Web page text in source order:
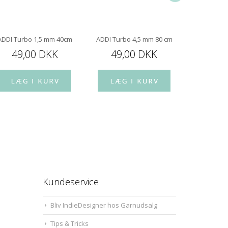
Turbo 1,5 mm 40cm
49,00 DKK
ADDI Turbo 4,5 mm 80 cm
49,00 DKK
Kundeservice
Bliv IndieDesigner hos Garnudsalg
Tips & Tricks